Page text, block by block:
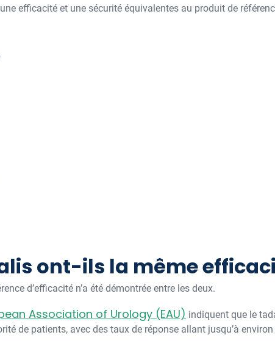
efficacité et une sécurité équivalentes au produit de
ont-ils la même
d’efficacité n’a été démontrée entre les deux.
Association of Urology (EAU) indiquent que le
de patients, avec des taux de réponse allant jusqu’à